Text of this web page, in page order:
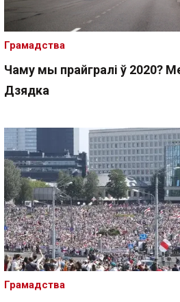
Чаму мы прайгралі ў 2020?
Дзядка
Грамадства
Грамадства